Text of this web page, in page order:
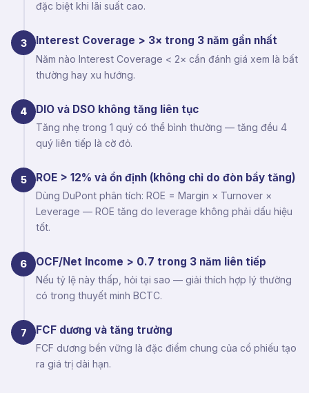
đặc biệt khi lãi suất cao.
3 Interest Coverage > 3× trong 3 năm gần nhất
Năm nào Interest Coverage < 2× cần đánh giá xem là bất
thường hay xu hướng.
4 DIO và DSO không tăng liên tục
Tăng nhẹ trong 1 quý có thể bình thường — tăng đều 4
quý liên tiếp là cờ đỏ.
5 ROE > 12% và ổn định (không chỉ do đòn bẩy tăng)
Dùng DuPont phân tích: ROE = Margin × Turnover ×
Leverage — ROE tăng do leverage không phải dấu hiệu
tốt.
6 OCF/Net Income > 0.7 trong 3 năm liên tiếp
Nếu tỷ lệ này thấp, hỏi tại sao — giải thích hợp lý thường
có trong thuyết minh BCTC.
7 FCF dương và tăng trưởng
FCF dương bền vững là đặc điểm chung của cổ phiếu tạo
ra giá trị dài hạn.